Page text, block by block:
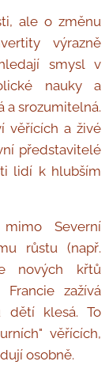
ale o změnu
výrazně
smysl v
nauky a
a srozumitelná.
věřících a živé
představitelé
lidí k hlubším
Severní
růstu (např.
nových křtů
zažívá
dětí klesá. To
věřících,
osobně.